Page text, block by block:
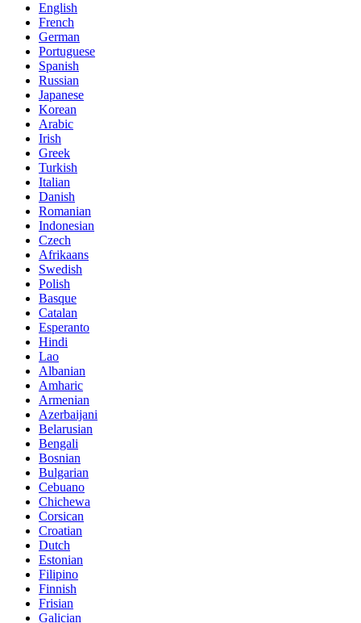
English
French
German
Portuguese
Spanish
Russian
Japanese
Korean
Arabic
Irish
Greek
Turkish
Italian
Danish
Romanian
Indonesian
Czech
Afrikaans
Swedish
Polish
Basque
Catalan
Esperanto
Hindi
Lao
Albanian
Amharic
Armenian
Azerbaijani
Belarusian
Bengali
Bosnian
Bulgarian
Cebuano
Chichewa
Corsican
Croatian
Dutch
Estonian
Filipino
Finnish
Frisian
Galician